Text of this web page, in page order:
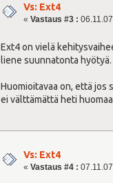
Vs: Ext4
«Vastaus #3 :
Ext4 on vielä
liene suunnatonta hyötyä.
Huomioitavaa on, että jos
ei välttämättä heti
Vs: Ext4
«Vastaus #4 :